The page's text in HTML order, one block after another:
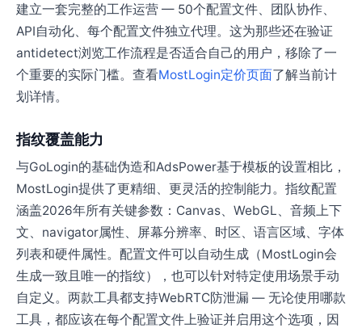
建立一套完整的工作运营 — 50个配置文件、团队协作、
API自动化、每个配置文件独立代理。这为那些还在验证
antidetect浏览工作流程是否适合自己的用户，移除了一
个重要的实际门槛。查看MostLogin定价页面了解当前计
划详情。
指纹覆盖能力
与GoLogin的基础伪造和AdsPower基于模板的设置相比，
MostLogin提供了更精细、更灵活的控制能力。指纹配置
涵盖2026年所有关键参数：Canvas、WebGL、音频上下
文、navigator属性、屏幕分辨率、时区、语言区域、字体
列表和硬件属性。配置文件可以自动生成（MostLogin会
生成一致且唯一的指纹），也可以针对特定使用场景手动
自定义。两款工具都支持WebRTC防泄漏 — 无论使用哪款
工具，都应该在每个配置文件上验证并启用这个选项，因